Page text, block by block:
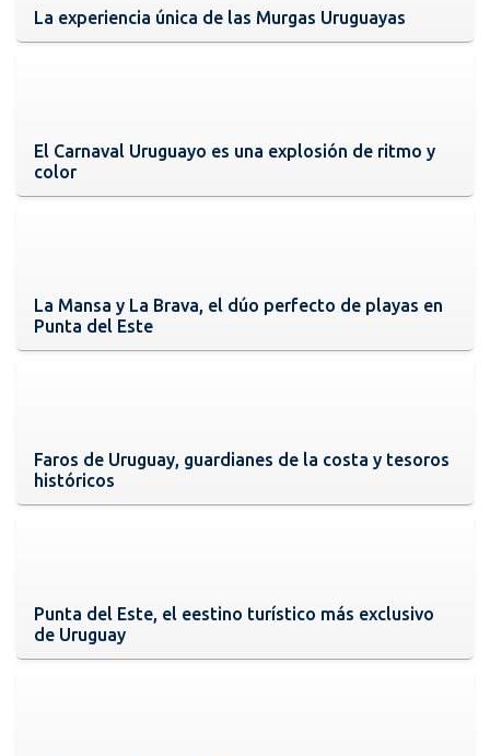
La experiencia única de las Murgas Uruguayas
El Carnaval Uruguayo es una explosión de ritmo y
color
La Mansa y La Brava, el dúo perfecto de playas en
Punta del Este
Faros de Uruguay, guardianes de la costa y tesoros
históricos
Punta del Este, el eestino turístico más exclusivo
de Uruguay